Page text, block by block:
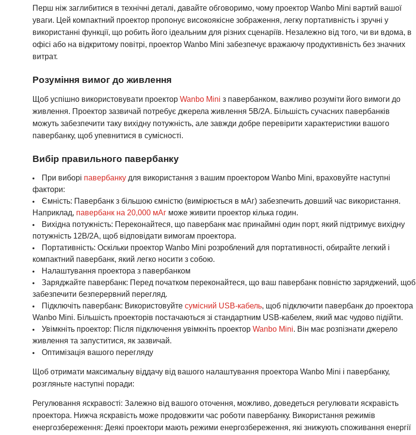
Перш ніж заглибитися в технічні деталі, давайте обговоримо, чому проектор Wanbo Mini вартий вашої
уваги. Цей компактний проектор пропонує високоякісне зображення, легку портативність і зручні у
використанні функції, що робить його ідеальним для різних сценаріїв. Незалежно від того, чи ви вдома, в
офісі або на відкритому повітрі, проектор Wanbo Mini забезпечує вражаючу продуктивність без значних
витрат.
Розуміння вимог до живлення
Щоб успішно використовувати проектор Wanbo Mini з павербанком, важливо розуміти його вимоги до
живлення. Проектор зазвичай потребує джерела живлення 5В/2А. Більшість сучасних павербанків
можуть забезпечити таку вихідну потужність, але завжди добре перевірити характеристики вашого
павербанку, щоб упевнитися в сумісності.
Вибір правильного павербанку
При виборі павербанку для використання з вашим проектором Wanbo Mini, враховуйте наступні
фактори:
Ємність: Павербанк з більшою ємністю (вимірюється в мАг) забезпечить довший час використання.
Наприклад, павербанк на 20,000 мАг може живити проектор кілька годин.
Вихідна потужність: Переконайтеся, що павербанк має принаймні один порт, який підтримує вихідну
потужність 12В/2А, щоб відповідати вимогам проектора.
Портативність: Оскільки проектор Wanbo Mini розроблений для портативності, обирайте легкий і
компактний павербанк, який легко носити з собою.
Налаштування проектора з павербанком
Заряджайте павербанк: Перед початком переконайтеся, що ваш павербанк повністю заряджений, щоб
забезпечити безперервний перегляд.
Підключіть павербанк: Використовуйте сумісний USB-кабель, щоб підключити павербанк до проектора
Wanbo Mini. Більшість проекторів постачаються зі стандартним USB-кабелем, який має чудово підійти.
Увімкніть проектор: Після підключення увімкніть проектор Wanbo Mini. Він має розпізнати джерело
живлення та запуститися, як зазвичай.
Оптимізація вашого перегляду
Щоб отримати максимальну віддачу від вашого налаштування проектора Wanbo Mini і павербанку,
розгляньте наступні поради:
Регулювання яскравості: Залежно від вашого оточення, можливо, доведеться регулювати яскравість
проектора. Нижча яскравість може продовжити час роботи павербанку. Використання режимів
енергозбереження: Деякі проектори мають режими енергозбереження, які знижують споживання енергії